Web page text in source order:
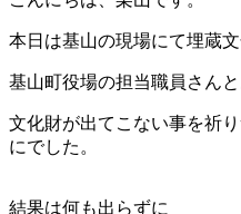
本日は基山の現場にて埋蔵文
基山町役場の担当職員さんと
文化財が出てこない事を祈
にでした。
結果は何も出らずに